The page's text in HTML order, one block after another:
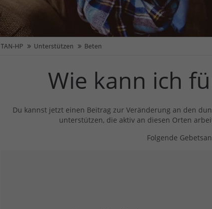
TAN-HP Unterstützen Beten
Wie kann ich
Du kannst jetzt einen Beitrag zur Veränderung an den
unterstützen, die aktiv an diesen Orten
Folgende